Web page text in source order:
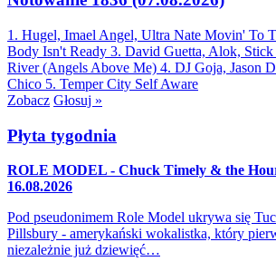
1. Hugel, Imael Angel, Ultra Nate Movin' To
Body Isn't Ready 3. David Guetta, Alok, Stick
River (Angels Above Me) 4. DJ Goja, Jason
Chico 5. Temper City Self Aware
Zobacz Głosuj »
Płyta tygodnia
ROLE MODEL - Chuck Timely & the
16.08.2026
Pod pseudonimem Role Model ukrywa się
Pillsbury - amerykański wokalistka, który
niezależnie już dziewięć…